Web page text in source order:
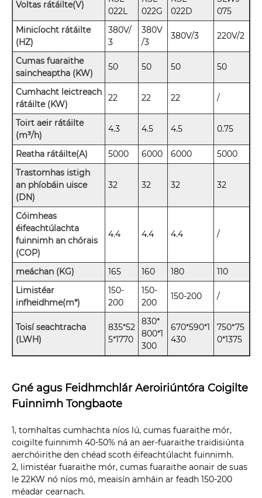
Voltas rátáilte(V)
022L
022G
022D
075
Minicíocht rátáilte
(HZ)
380V/
3
380V
/3
380V/3 220V/2
Cumas fuaraithe
saincheaptha (KW)
50 50 50 50
Cumhacht leictreach
rátáilte (KW)
22 22 22 /
Toirt aeir rátáilte
(m³/h)
4.3 4.5 4.5 0.75
Reatha rátáilte(A) 5000 6000 6000
5000
Trastomhas istigh
an phíobáin uisce
(DN)
32 32 32 32
Cóimheas
éifeachtúlachta
fuinnimh an chórais
(COP)
4.4 4.4 4.4 /
meáchan (KG) 165 160 180
110
Limistéar
infheidhme(m*)
150-
200
150-
200
150-200 /
Toisí seachtracha
(LWH)
835*52
5*1770
830*
800*1
300
670*590*1
430
750*75
0*1375
Gné agus Feidhmchlár Aeroiriúntóra Coigilte
Fuinnimh Tongbaote
1, tomhaltas cumhachta níos lú, cumas fuaraithe mór,
coigilte fuinnimh 40-50% ná an aer-fuaraithe traidisiúnta
aerchóirithe den chéad scoth éifeachtúlacht fuinnimh.
2, limistéar fuaraithe mór, cumas fuaraithe aonair de suas
le 22KW nó níos mó, meaisín amháin ar feadh 150-200
méadar cearnach.